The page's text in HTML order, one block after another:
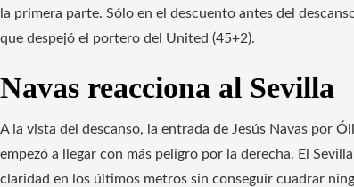
la primera parte. Sólo en el descuento antes del
que despejó el portero del United (45+2).
Navas reacciona al Sevilla
A la vista del descanso, la entrada de Jesús Navas por
empezó a llegar con más peligro por la derecha. El
claridad en los últimos metros sin conseguir cuadrar